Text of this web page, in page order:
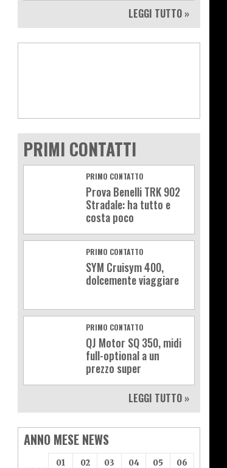
LEGGI TUTTO »
PRIMI CONTATTI
PRIMO CONTATTO
Prova Benelli TRK 902
Stradale: ha tutto e
costa poco
PRIMO CONTATTO
SYM Cruisym 400,
dolcemente viaggiare
PRIMO CONTATTO
QJ Motor SQ 350, midi
full-optional a un
prezzo super
LEGGI TUTTO »
ANNO MESE NEWS
01 02 03 04 05
06